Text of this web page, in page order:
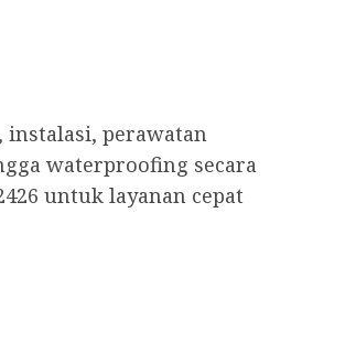
perawatan
waterproofing secara
untuk layanan cepat